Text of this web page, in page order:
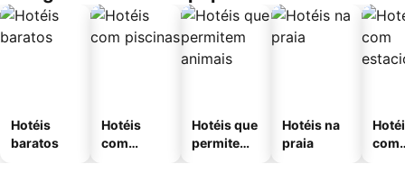
Hotéis
baratos
Hotéis
com
Hotéis que
permitem
Hotéis na
praia
com